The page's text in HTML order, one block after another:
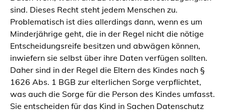
sind. Dieses Recht steht jedem Menschen zu.
Problematisch ist dies allerdings dann, wenn es um
Minderjährige geht, die in der Regel nicht die nötige
Entscheidungsreife besitzen und abwägen können,
inwiefern sie selbst über ihre Daten verfügen sollten.
Daher sind in der Regel die Eltern des Kindes nach §
1626 Abs. 1 BGB zur elterlichen Sorge verpflichtet,
was auch die Sorge für die Person des Kindes umfasst.
Sie entscheiden für das Kind in Sachen Datenschutz